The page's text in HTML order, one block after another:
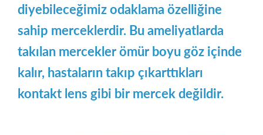
diyebileceğimiz odaklama özelliğine
sahip merceklerdir. Bu ameliyatlarda
takılan mercekler ömür boyu göz içinde
kalır, hastaların takıp çıkarttıkları
kontakt lens gibi bir mercek değildir.